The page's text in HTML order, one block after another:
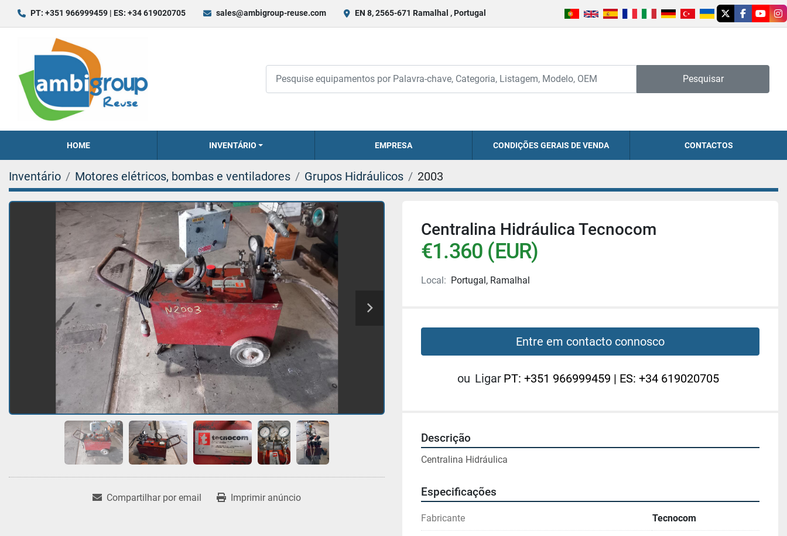
PT: +351 966999459 | ES: +34 619020705 sales@ambigroup-reuse.com EN 8, 2565-671 Ramalhal , Portugal
twitterfacebook
Pesquisar
HOME INVENTÁRIO EMPRESA CONDIÇÕES GERAIS DE VENDA CONTACTOS
Inventário Motores elétricos, bombas e ventiladores Grupos Hidráulicos 2003
Compartilhar por email Imprimir anúncio
Centralina Hidráulica Tecnocom
€1.360 (EUR)
Local: Portugal, Ramalhal
Entre em contacto connosco
ou Ligar PT: +351 966999459 | ES: +34 619020705
Descrição
Centralina Hidráulica
Especificações
Fabricante Tecnocom